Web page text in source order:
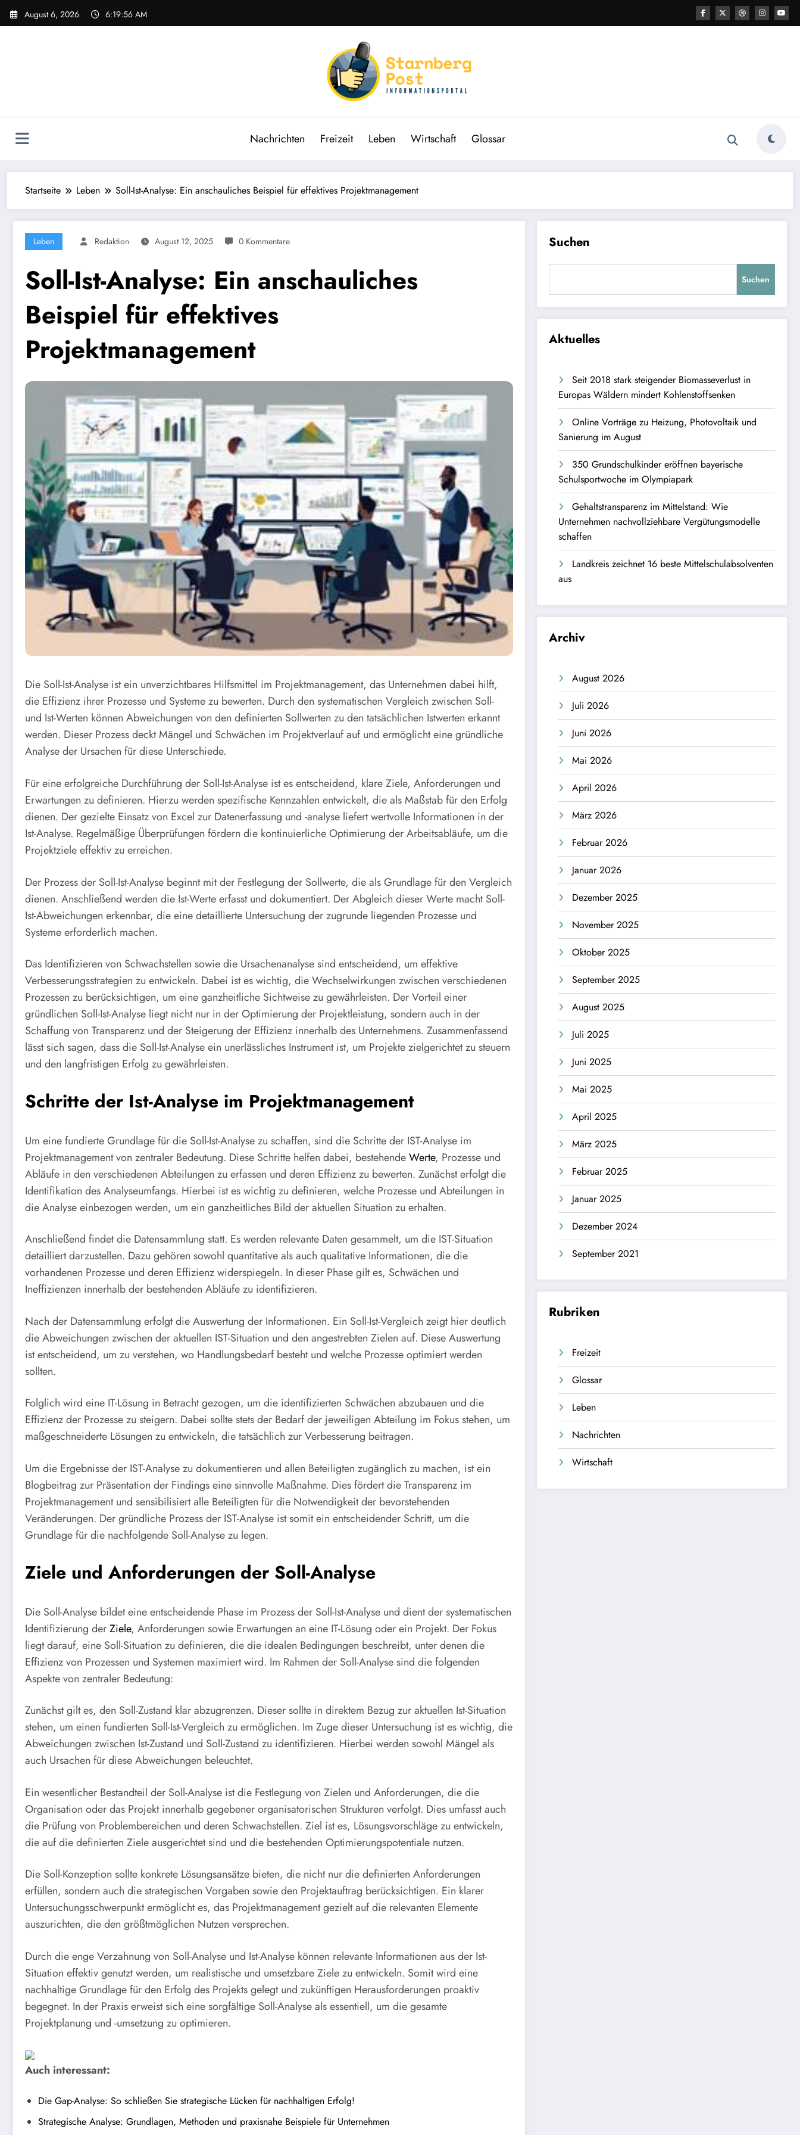
Zum
Inhalt
August 6, 2026 6:19:57 AM
Nachrichten Freizeit Leben Wirtschaft Glossar
Startseite Leben Soll-Ist-Analyse: Ein anschauliches Beispiel für effektives Projektmanagement
Leben Redaktion August 12, 2025 0 Kommentare
Soll-Ist-Analyse: Ein anschauliches
Beispiel für effektives
Projektmanagement
Die Soll-Ist-Analyse ist ein unverzichtbares Hilfsmittel im Projektmanagement, das Unternehmen dabei hilft,
die Effizienz ihrer Prozesse und Systeme zu bewerten. Durch den systematischen Vergleich zwischen Soll-
und Ist-Werten können Abweichungen von den definierten Sollwerten zu den tatsächlichen Istwerten erkannt
werden. Dieser Prozess deckt Mängel und Schwächen im Projektverlauf auf und ermöglicht eine gründliche
Analyse der Ursachen für diese Unterschiede.
Für eine erfolgreiche Durchführung der Soll-Ist-Analyse ist es entscheidend, klare Ziele, Anforderungen und
Erwartungen zu definieren. Hierzu werden spezifische Kennzahlen entwickelt, die als Maßstab für den Erfolg
dienen. Der gezielte Einsatz von Excel zur Datenerfassung und -analyse liefert wertvolle Informationen in der
Ist-Analyse. Regelmäßige Überprüfungen fördern die kontinuierliche Optimierung der Arbeitsabläufe, um die
Projektziele effektiv zu erreichen.
Der Prozess der Soll-Ist-Analyse beginnt mit der Festlegung der Sollwerte, die als Grundlage für den Vergleich
dienen. Anschließend werden die Ist-Werte erfasst und dokumentiert. Der Abgleich dieser Werte macht Soll-
Ist-Abweichungen erkennbar, die eine detaillierte Untersuchung der zugrunde liegenden Prozesse und
Systeme erforderlich machen.
Das Identifizieren von Schwachstellen sowie die Ursachenanalyse sind entscheidend, um effektive
Verbesserungsstrategien zu entwickeln. Dabei ist es wichtig, die Wechselwirkungen zwischen verschiedenen
Prozessen zu berücksichtigen, um eine ganzheitliche Sichtweise zu gewährleisten. Der Vorteil einer
gründlichen Soll-Ist-Analyse liegt nicht nur in der Optimierung der Projektleistung, sondern auch in der
Schaffung von Transparenz und der Steigerung der Effizienz innerhalb des Unternehmens. Zusammenfassend
lässt sich sagen, dass die Soll-Ist-Analyse ein unerlässliches Instrument ist, um Projekte zielgerichtet zu steuern
und den langfristigen Erfolg zu gewährleisten.
Schritte der Ist-Analyse im Projektmanagement
Um eine fundierte Grundlage für die Soll-Ist-Analyse zu schaffen, sind die Schritte der IST-Analyse im
Projektmanagement von zentraler Bedeutung. Diese Schritte helfen dabei, bestehendeWerte, Prozesse und
Abläufe in den verschiedenen Abteilungen zu erfassen und deren Effizienz zu bewerten. Zunächst erfolgt die
Identifikation des Analyseumfangs. Hierbei ist es wichtig zu definieren, welche Prozesse und Abteilungen in
die Analyse einbezogen werden, um ein ganzheitliches Bild der aktuellen Situation zu erhalten.
Anschließend findet die Datensammlung statt. Es werden relevante Daten gesammelt, um die IST-Situation
detailliert darzustellen. Dazu gehören sowohl quantitative als auch qualitative Informationen, die die
vorhandenen Prozesse und deren Effizienz widerspiegeln. In dieser Phase gilt es, Schwächen und
Ineffizienzen innerhalb der bestehenden Abläufe zu identifizieren.
Nach der Datensammlung erfolgt die Auswertung der Informationen. Ein Soll-Ist-Vergleich zeigt hier deutlich
die Abweichungen zwischen der aktuellen IST-Situation und den angestrebten Zielen auf. Diese Auswertung
ist entscheidend, um zu verstehen, wo Handlungsbedarf besteht und welche Prozesse optimiert werden
sollten.
Folglich wird eine IT-Lösung in Betracht gezogen, um die identifizierten Schwächen abzubauen und die
Effizienz der Prozesse zu steigern. Dabei sollte stets der Bedarf der jeweiligen Abteilung im Fokus stehen, um
maßgeschneiderte Lösungen zu entwickeln, die tatsächlich zur Verbesserung beitragen.
Um die Ergebnisse der IST-Analyse zu dokumentieren und allen Beteiligten zugänglich zu machen, ist ein
Blogbeitrag zur Präsentation der Findings eine sinnvolle Maßnahme. Dies fördert die Transparenz im
Projektmanagement und sensibilisiert alle Beteiligten für die Notwendigkeit der bevorstehenden
Veränderungen. Der gründliche Prozess der IST-Analyse ist somit ein entscheidender Schritt, um die
Grundlage für die nachfolgende Soll-Analyse zu legen.
Ziele und Anforderungen der Soll-Analyse
Die Soll-Analyse bildet eine entscheidende Phase im Prozess der Soll-Ist-Analyse und dient der systematischen
Identifizierung derZiele, Anforderungen sowie Erwartungen an eine IT-Lösung oder ein Projekt. Der Fokus
liegt darauf, eine Soll-Situation zu definieren, die die idealen Bedingungen beschreibt, unter denen die
Effizienz von Prozessen und Systemen maximiert wird. Im Rahmen der Soll-Analyse sind die folgenden
Aspekte von zentraler Bedeutung:
Zunächst gilt es, den Soll-Zustand klar abzugrenzen. Dieser sollte in direktem Bezug zur aktuellen Ist-Situation
stehen, um einen fundierten Soll-Ist-Vergleich zu ermöglichen. Im Zuge dieser Untersuchung ist es wichtig, die
Abweichungen zwischen Ist-Zustand und Soll-Zustand zu identifizieren. Hierbei werden sowohl Mängel als
auch Ursachen für diese Abweichungen beleuchtet.
Ein wesentlicher Bestandteil der Soll-Analyse ist die Festlegung von Zielen und Anforderungen, die die
Organisation oder das Projekt innerhalb gegebener organisatorischen Strukturen verfolgt. Dies umfasst auch
die Prüfung von Problembereichen und deren Schwachstellen. Ziel ist es, Lösungsvorschläge zu entwickeln,
die auf die definierten Ziele ausgerichtet sind und die bestehenden Optimierungspotentiale nutzen.
Die Soll-Konzeption sollte konkrete Lösungsansätze bieten, die nicht nur die definierten Anforderungen
erfüllen, sondern auch die strategischen Vorgaben sowie den Projektauftrag berücksichtigen. Ein klarer
Untersuchungsschwerpunkt ermöglicht es, das Projektmanagement gezielt auf die relevanten Elemente
auszurichten, die den größtmöglichen Nutzen versprechen.
Durch die enge Verzahnung von Soll-Analyse und Ist-Analyse können relevante Informationen aus der Ist-
Situation effektiv genutzt werden, um realistische und umsetzbare Ziele zu entwickeln. Somit wird eine
nachhaltige Grundlage für den Erfolg des Projekts gelegt und zukünftigen Herausforderungen proaktiv
begegnet. In der Praxis erweist sich eine sorgfältige Soll-Analyse als essentiell, um die gesamte
Projektplanung und -umsetzung zu optimieren.
Auch interessant:
Die Gap-Analyse: So schließen Sie strategische Lücken für nachhaltigen Erfolg!
Strategische Analyse: Grundlagen, Methoden und praxisnahe Beispiele für Unternehmen
Suchen
Suchen
Aktuelles
Seit 2018 stark steigender Biomasseverlust in
Europas Wäldern mindert Kohlenstoffsenken
Online Vorträge zu Heizung, Photovoltaik und
Sanierung im August
350 Grundschulkinder eröffnen bayerische
Schulsportwoche im Olympiapark
Gehaltstransparenz im Mittelstand: Wie
Unternehmen nachvollziehbare Vergütungsmodelle
schaffen
Landkreis zeichnet 16 beste Mittelschulabsolventen
aus
Archiv
August 2026
Juli 2026
Juni 2026
Mai 2026
April 2026
März 2026
Februar 2026
Januar 2026
Dezember 2025
November 2025
Oktober 2025
September 2025
August 2025
Juli 2025
Juni 2025
Mai 2025
April 2025
März 2025
Februar 2025
Januar 2025
Dezember 2024
September 2021
Rubriken
Freizeit
Glossar
Leben
Nachrichten
Wirtschaft